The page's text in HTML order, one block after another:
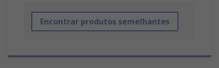
Encontrar produtos semelhantes